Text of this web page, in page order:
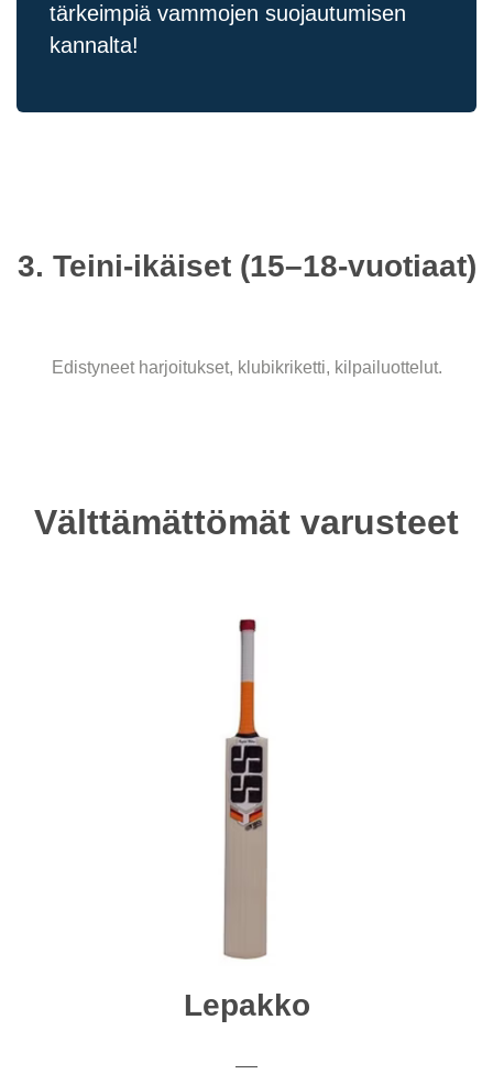
tärkeimpiä vammojen suojautumisen
kannalta!
3. Teini-ikäiset (15–18-vuotiaat)
Edistyneet harjoitukset, klubikriketti, kilpailuottelut.
Välttämättömät varusteet
Lepakko